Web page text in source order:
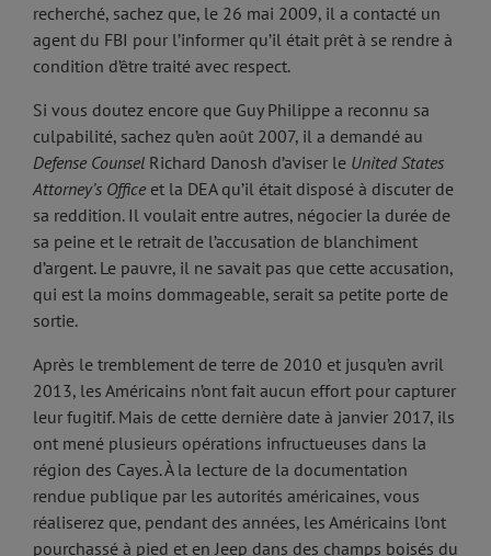
recherché, sachez que, le 26 mai 2009, il a contacté un
agent du FBI pour l’informer qu’il était prêt à se rendre à
condition d’être traité avec respect.
Si vous doutez encore que Guy Philippe a reconnu sa
culpabilité, sachez qu’en août 2007, il a demandé au
Defense Counsel Richard Danosh d’aviser le United States
Attorney’s Office et la DEA qu’il était disposé à discuter de
sa reddition. Il voulait entre autres, négocier la durée de
sa peine et le retrait de l’accusation de blanchiment
d’argent. Le pauvre, il ne savait pas que cette accusation,
qui est la moins dommageable, serait sa petite porte de
sortie.
Après le tremblement de terre de 2010 et jusqu’en avril
2013, les Américains n’ont fait aucun effort pour capturer
leur fugitif. Mais de cette dernière date à janvier 2017, ils
ont mené plusieurs opérations infructueuses dans la
région des Cayes. À la lecture de la documentation
rendue publique par les autorités américaines, vous
réaliserez que, pendant des années, les Américains l’ont
pourchassé à pied et en Jeep dans des champs boisés du